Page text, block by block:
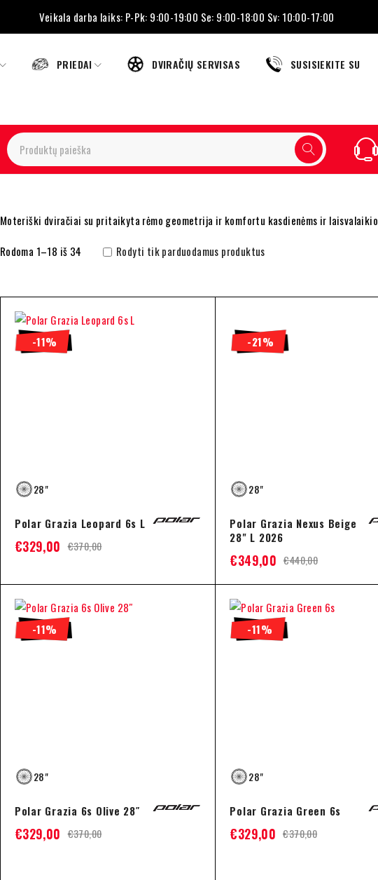
Veikala darba laiks: P-Pk: 9:00-19:00 Se: 9:00-18:00 Sv: 10:00-17:00
PRIEDAI DVIRAČIŲ SERVISAS SUSISIEKITE SU
Moteriški dviračiai su pritaikyta rėmo geometrija ir komfortu kasdienėms ir
Rodoma 1–18 iš 34
Rodyti tik parduodamus produktus
-11%
28"
Polar Grazia Leopard 6s L
€370,00
€329,00
-21%
28"
Polar Grazia Nexus Beige
28" L 2026
€440,00
€349,00
-11%
28"
Polar Grazia 6s Olive 28″
€370,00
€329,00
-11%
28"
Polar Grazia Green 6s
€370,00
€329,00